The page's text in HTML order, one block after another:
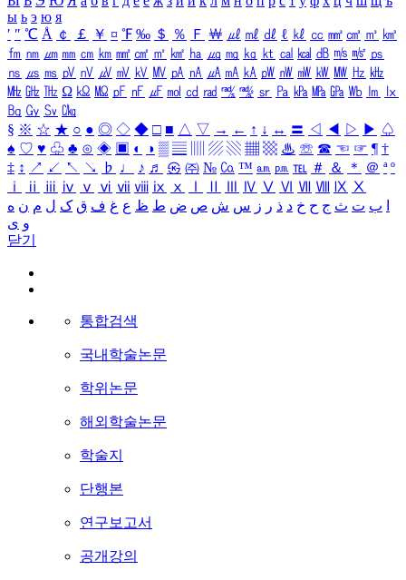
ы ь э ю я
′ ″ ℃ Å ￠ ￡ ￥ ¤ ℉ ‰ ＄ ％ Ｆ ￦ ㎕ ㎖ ㎗ ℓ ㎘ ㏄ ㎣ ㎤ ㎥ ㎦
㎙ ㎚ ㎛ ㎜ ㎝ ㎞ ㎟ ㎠ ㎡ ㎢ ㏊ ㎍ ㎎ ㎏ ㏏ ㎈ ㎉ ㏈ ㎧ ㎨ ㎰
㎱ ㎲ ㎳ ㎴ ㎵ ㎶ ㎷ ㎸ ㎹ ㎀ ㎁ ㎂ ㎃ ㎄ ㎺ ㎻ ㎽ ㎾ ㎿ ㎐ ㎑
㎒ ㎓ ㎔ Ω ㏀ ㏁ ㎊ ㎋ ㎌ ㏖ ㏅ ㎭ ㎮ ㎯ ㏛ ㎩ ㎪ ㎫ ㎬ ㏝ ㏐
㏓
㏃ ㏉ ㏜ ㏆
§ ※ ☆ ★ ○ ● ◎ ◇ ◆ □ ■ △ ▽ → ← ↑ ↓ ↔ 〓 ◁ ◀ ▷ ▶ ♤
♠ ♡ ♥ ♧ ♣ ⊙ ◈ ▣ ◐ ◑ ▒ ▤ ▨ ▧ ▦ ▩ ♨ ☏ ☎ ☜ ☞ ¶ †
‡ ↕ ↗ ↙ ↖ ↘ ♭ ♩ ♪ ♬ ㉿ ㈜ № ㏇ ™ ㏂ ㏘ ℡ ＃ ＆ ＊ ＠ ª º
ⅰ
ⅱ ⅲ ⅳ ⅴ ⅵ ⅶ ⅷ ⅸ ⅹ Ⅳ Ⅴ Ⅵ Ⅶ Ⅷ Ⅸ Ⅹ
ب ت ث ج ح خ د ذ ر ز س ش ص ض ط ظ ع غ ف ق ک ل م ن ه
و ی
닫기
통합검색
국내학술논문
학위논문
해외학술논문
학술지
단행본
연구보고서
공개강의